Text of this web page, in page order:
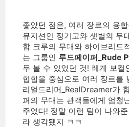
좋았던 점은, 여러 장르의 융
뮤지션인 정기고와 샛별의 무
합 크루의 무대와 하이브리드
는 그룹인 루드페이퍼_Rude
두 볼 수 있었던 것! 레게 보컬
힙합을 중심으로 여러 장르를
리얼드리머_RealDreamer가
퍼의 무대는 관객들에게 엄청
주었다! 정말 이런 팀이 나와
라 생각됐지 ㅋㅋ